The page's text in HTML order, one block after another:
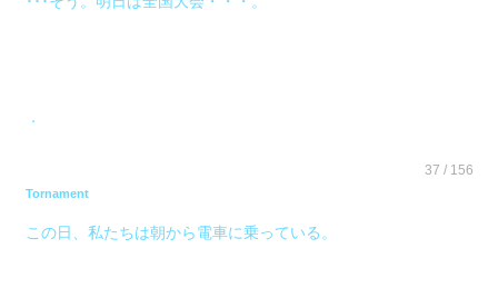
．
37 / 156
Tornament
この日、私たちは朝から電車に乗っている。